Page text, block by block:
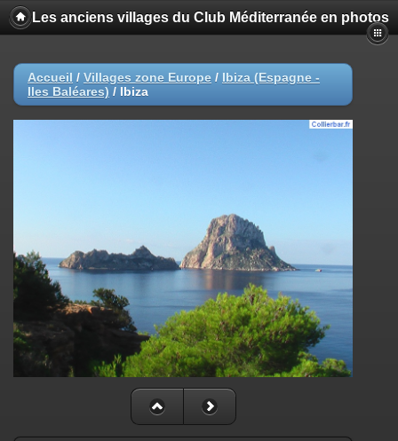
Les anciens villages du Club Méditerranée en photos
Accueil / Villages zone Europe / Ibiza (Espagne -
Iles Baléares) / Ibiza